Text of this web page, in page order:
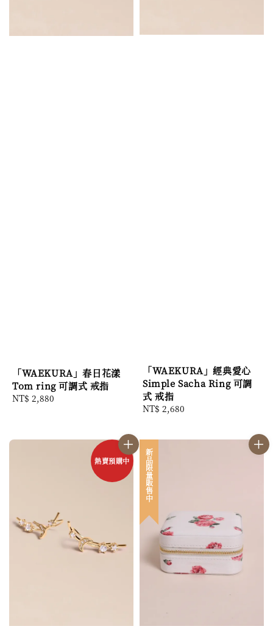
「WAEKURA」春日花漾
Tom ring 可調式 戒指
Regular
NT$ 2,880
「WAEKURA」經典愛心
Simple Sacha Ring 可調
式 戒指
Regular
NT$ 2,680
熱賣預購中 新品限量販售中